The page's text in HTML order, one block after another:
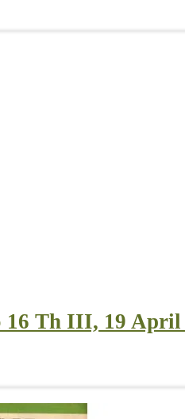
16 Th III, 19 April